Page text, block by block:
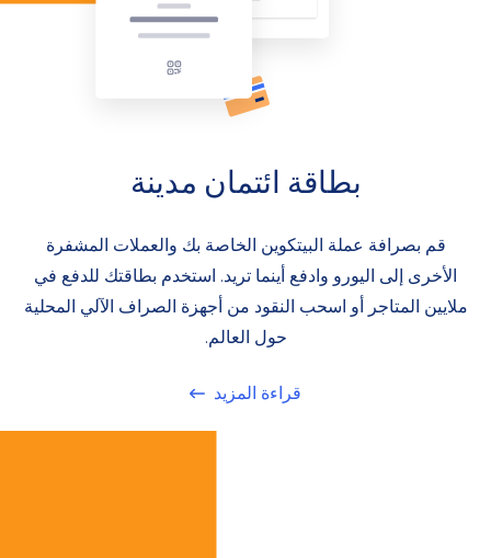
بطاقة ائتمان مدينة
قم بصرافة عملة البيتكوين الخاصة بك والعملات المشفرة
الأخرى إلى اليورو وادفع أينما تريد. استخدم بطاقتك للدفع في
ملايين المتاجر أو اسحب النقود من أجهزة الصراف الآلي المحلية
حول العالم.
قراءة المزيد